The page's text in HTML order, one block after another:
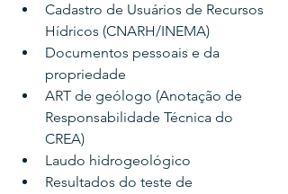
Cadastro de Usuários de Recursos
Hídricos (CNARH/INEMA)
Documentos pessoais e da
propriedade
ART de geólogo (Anotação de
Responsabilidade Técnica do
CREA)
Laudo hidrogeológico
Resultados do teste de